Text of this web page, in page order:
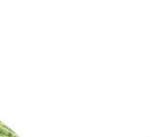
in Rosa-Weiß mit